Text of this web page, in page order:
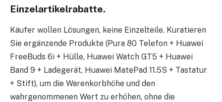
Einzelartikelrabatte.
Käufer wollen Lösungen, keine Einzelteile. Kuratieren
Sie ergänzende Produkte (Pura 80 Telefon + Huawei
FreeBuds 6i + Hülle, Huawei Watch GT5 + Huawei
Band 9 + Ladegerät, Huawei MatePad 11.5S + Tastatur
+ Stift), um die Warenkorbhöhe und den
wahrgenommenen Wert zu erhöhen, ohne die